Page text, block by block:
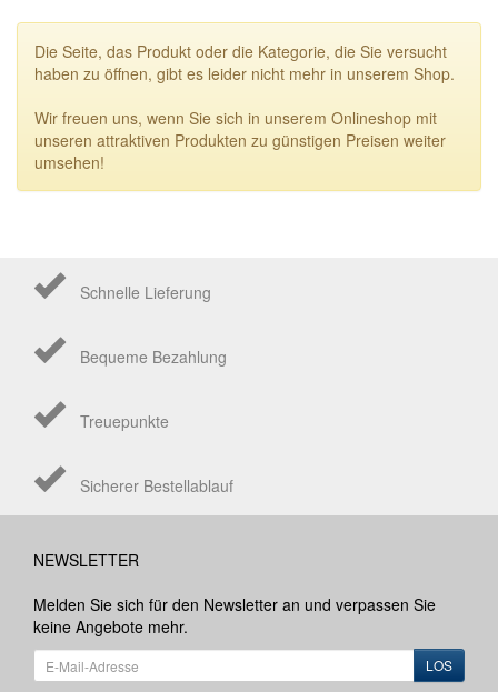
Die Seite, das Produkt oder die Kategorie, die Sie versucht
haben zu öffnen, gibt es leider nicht mehr in unserem Shop.
Wir freuen uns, wenn Sie sich in unserem Onlineshop mit
unseren attraktiven Produkten zu günstigen Preisen weiter
umsehen!
Schnelle Lieferung
Bequeme Bezahlung
Treuepunkte
Sicherer Bestellablauf
NEWSLETTER
Melden Sie sich für den Newsletter an und verpassen Sie
keine Angebote mehr.
LOS